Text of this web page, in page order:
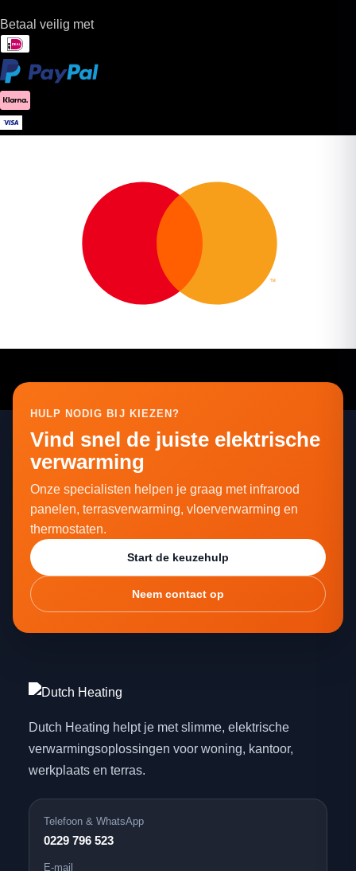
Betaal veilig met
HULP NODIG BIJ KIEZEN?
Vind snel de juiste elektrische
verwarming
Onze specialisten helpen je graag met infrarood
panelen, terrasverwarming, vloerverwarming en
thermostaten.
Start de keuzehulp
Neem contact op
Dutch Heating helpt je met slimme, elektrische
verwarmingsoplossingen voor woning, kantoor,
werkplaats en terras.
Telefoon & WhatsApp
0229 796 523
E-mail